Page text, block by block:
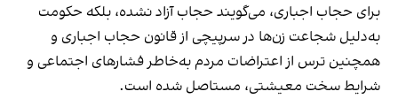
برای حجاب اجباری، می‌گویند حجاب آزاد نشده، بلکه حکومت
به‌دلیل شجاعت زن‌ها در سرپیچی از قانون حجاب اجباری و
همچنین ترس از اعتراضات مردم به‌خاطر فشارهای اجتماعی و
شرایط سخت معیشتی، مستاصل شده است.